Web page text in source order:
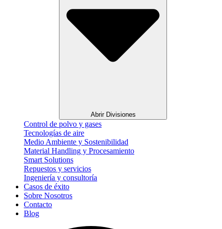
Abrir Divisiones
Control de polvo y gases
Tecnologías de aire
Medio Ambiente y Sostenibilidad
Material Handling y Procesamiento
Smart Solutions
Repuestos y servicios
Ingeniería y consultoría
Casos de éxito
Sobre Nosotros
Contacto
Blog